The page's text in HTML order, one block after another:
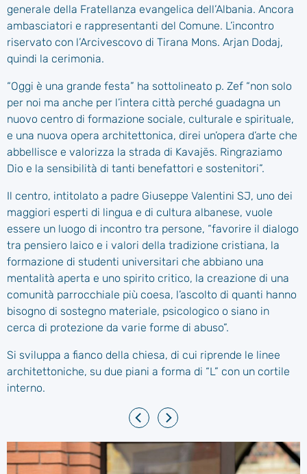
generale della Fratellanza evangelica dell’Albania. Ancora
ambasciatori e rappresentanti del Comune. L’incontro
riservato con l’Arcivescovo di Tirana Mons. Arjan Dodaj,
quindi la cerimonia.
“Oggi è una grande festa” ha sottolineato p. Zef “non solo
per noi ma anche per l’intera città perché guadagna un
nuovo centro di formazione sociale, culturale e spirituale,
e una nuova opera architettonica, direi un’opera d’arte che
abbellisce e valorizza la strada di Kavajës. Ringraziamo
Dio e la sensibilità di tanti benefattori e sostenitori”.
Il centro, intitolato a padre Giuseppe Valentini SJ, uno dei
maggiori esperti di lingua e di cultura albanese, vuole
essere un luogo di incontro tra persone, “favorire il dialogo
tra pensiero laico e i valori della tradizione cristiana, la
formazione di studenti universitari che abbiano una
mentalità aperta e uno spirito critico, la creazione di una
comunità parrocchiale più coesa, l’ascolto di quanti hanno
bisogno di sostegno materiale, psicologico o siano in
cerca di protezione da varie forme di abuso”.
Si sviluppa a fianco della chiesa, di cui riprende le linee
architettoniche, su due piani a forma di “L” con un cortile
interno.